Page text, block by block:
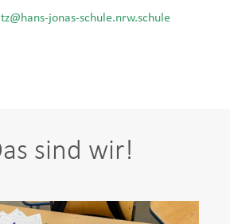
jonas-schule.nrw.schule
sind wir!